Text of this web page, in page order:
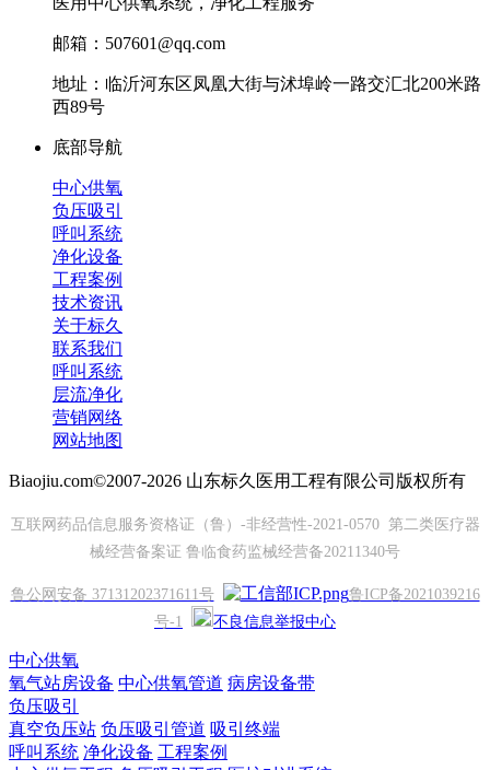
邮箱：507601@qq.com
地址：临沂河东区凤凰大街与沭埠岭一路交汇北200米路
西89号
底部导航
中心供氧
负压吸引
呼叫系统
净化设备
工程案例
技术资讯
关于标久
联系我们
呼叫系统
层流净化
营销网络
网站地图
Biaojiu.com©2007-2026 山东标久医用工程有限公司版权所有
互联网药品信息服务资格证（鲁）-非经营性-2021-0570 第二类医疗器
械经营备案证 鲁临食药监械经营备20211340号
鲁公网安备 37131202371611号
鲁ICP备2021039216
号-1
不良信息举报中心
中心供氧
氧气站房设备 中心供氧管道 病房设备带
负压吸引
真空负压站 负压吸引管道 吸引终端
呼叫系统 净化设备 工程案例